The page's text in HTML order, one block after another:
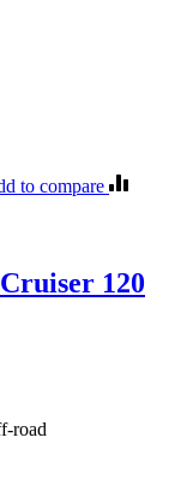
to compare
120
road